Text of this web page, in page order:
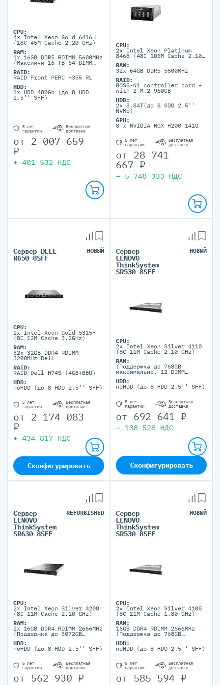
CPU:
4x Intel Xeon Gold 6416H
(18C 45M Cache 2.20 GHz)
RAM:
1x 16GB DDR5 RDIMM 5600MHz
(Максимум 16 TB 64 DIMM
RAID:
RAID Front PERC H355 RL
HDD:
1x HDD 480Gb (до 8 HDD
2.5'' SFF)
5 лет
гарантии
Бесплатная
доставка
от 2 007 659
₽
+ 401 532 НДС
CPU:
2x Intel Xeon Platinum
8468 (48C 105M Cache 2.10
RAM:
32x 64GB DDR5 5600MHz
RAID:
BOSS-N1 controller card +
with 2 M.2 960GB
HDD:
2x 3.84T(до 8 SDD 2.5''
NVMe)
GPU:
8 x NVIDIA HGX H200 141G
5 лет
гарантии
Бесплатная
доставка
от 28 741
667 ₽
+ 5 748 333 НДС
Сервер DELL
R650 8SFF
НОВЫЙ
CPU:
2x Intel Xeon Gold 5315Y
(8C 12M Cache 3.2GHz)
RAM:
32x 32GB DDR4 RDIMM
3200MHz Dell
RAID:
RAID Dell H745 (4GB+BBU)
HDD:
noHDD (до 8 HDD 2.5'' SFF)
5 лет
гарантии
Бесплатная
доставка
от 2 174 083
₽
+ 434 817 НДС
Сконфигурировать
Сервер
LENOVO
ThinkSystem
SR530 8SFF
НОВЫЙ
CPU:
2x Intel Xeon Silver 4110
(8C 11M Cache 2.10 GHz)
RAM:
(Поддержка до 768GB
максимально, 12 DIMM
HDD:
noHDD (до 8 HDD 2.5'' SFF)
5 лет
гарантии
Бесплатная
доставка
от 692 641 ₽
+ 138 528 НДС
Сконфигурировать
Сервер
LENOVO
ThinkSystem
SR630 8SFF
REFURBISHED
CPU:
2x Intel Xeon Silver 4208
(8C 11M Cache 2.10 GHz)
RAM:
2x 16GB DDR4 RDIMM 2666MHz
(Поддержка до 3072GB
портов)
HDD:
noHDD (до 8 HDD 2.5'' SFF)
5 лет
гарантии
Бесплатная
доставка
от 562 930 ₽
Сервер
LENOVO
ThinkSystem
SR530 8SFF
НОВЫЙ
CPU:
2x Intel Xeon Silver 4108
(8C 11M Cache 1.80 GHz)
RAM:
16GB DDR4 RDIMM 2666MHz
(Поддержка до 768GB
портов)
HDD:
noHDD (до 8 HDD 2.5'' SFF)
5 лет
гарантии
Бесплатная
доставка
от 585 594 ₽